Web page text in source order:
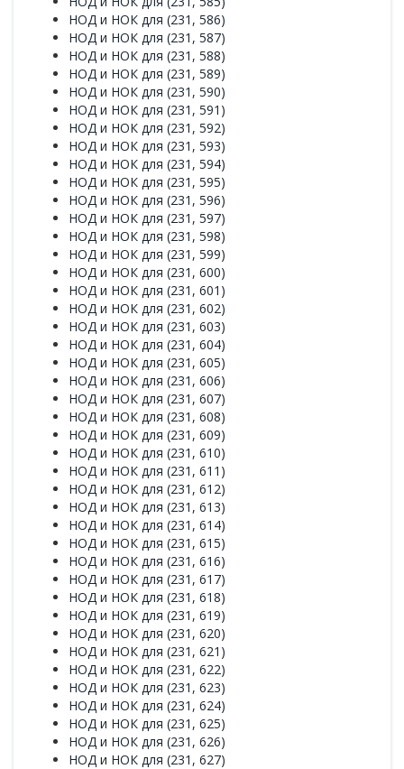
НОД и НОК для (231, 586)
НОД и НОК для (231, 587)
НОД и НОК для (231, 588)
НОД и НОК для (231, 589)
НОД и НОК для (231, 590)
НОД и НОК для (231, 591)
НОД и НОК для (231, 592)
НОД и НОК для (231, 593)
НОД и НОК для (231, 594)
НОД и НОК для (231, 595)
НОД и НОК для (231, 596)
НОД и НОК для (231, 597)
НОД и НОК для (231, 598)
НОД и НОК для (231, 599)
НОД и НОК для (231, 600)
НОД и НОК для (231, 601)
НОД и НОК для (231, 602)
НОД и НОК для (231, 603)
НОД и НОК для (231, 604)
НОД и НОК для (231, 605)
НОД и НОК для (231, 606)
НОД и НОК для (231, 607)
НОД и НОК для (231, 608)
НОД и НОК для (231, 609)
НОД и НОК для (231, 610)
НОД и НОК для (231, 611)
НОД и НОК для (231, 612)
НОД и НОК для (231, 613)
НОД и НОК для (231, 614)
НОД и НОК для (231, 615)
НОД и НОК для (231, 616)
НОД и НОК для (231, 617)
НОД и НОК для (231, 618)
НОД и НОК для (231, 619)
НОД и НОК для (231, 620)
НОД и НОК для (231, 621)
НОД и НОК для (231, 622)
НОД и НОК для (231, 623)
НОД и НОК для (231, 624)
НОД и НОК для (231, 625)
НОД и НОК для (231, 626)
НОД и НОК для (231, 627)